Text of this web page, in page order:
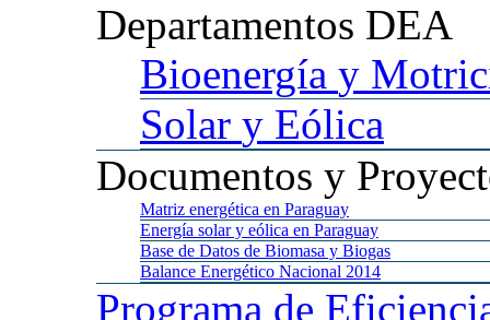
Departamentos DEA
Bioenergía y
Solar y Eólica
Documentos y
Matriz energética en Paraguay
Energía solar y eólica en Paraguay
Base de Datos de Biomasa y Biogas
Balance Energético Nacional 2014
Programa de